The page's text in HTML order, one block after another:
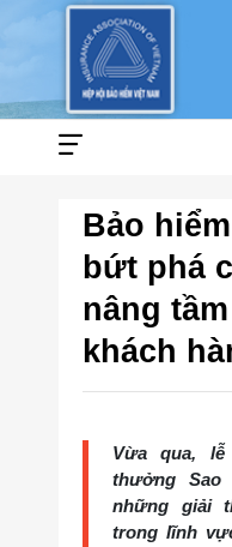
Bảo
bứt phá
nâng
khách
Vừa qua,
thưởng Sao
những giải
trong lĩnh